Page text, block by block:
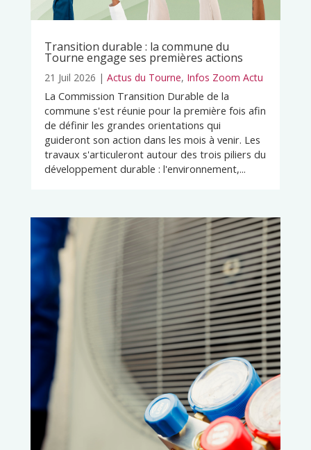
Transition durable : la commune du
Tourne engage ses premières actions
21 Juil 2026 | Actus du Tourne, Infos Zoom Actu
La Commission Transition Durable de la
commune s'est réunie pour la première fois afin
de définir les grandes orientations qui
guideront son action dans les mois à venir. Les
travaux s'articuleront autour des trois piliers du
développement durable : l'environnement,...